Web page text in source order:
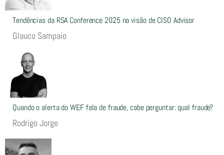
Tendências da RSA Conference 2025 na visão de CISO Advisor
Glauco Sampaio
Quando o alerta do WEF fala de fraude, cabe perguntar: qual fraude?
Rodrigo Jorge